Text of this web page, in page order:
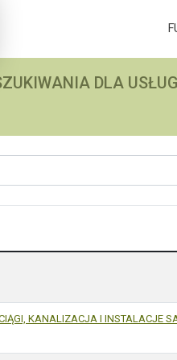
DLA
KANALIZACJA I INSTALACJE